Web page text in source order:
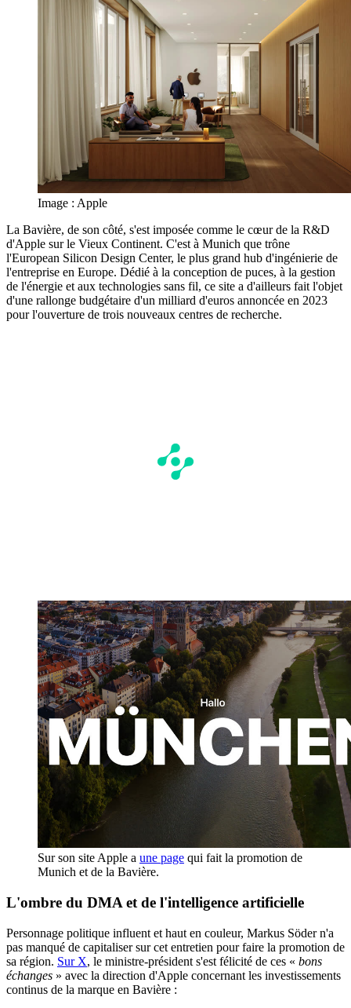
Image : Apple
La Bavière, de son côté, s'est imposée comme le cœur de la R&D
d'Apple sur le Vieux Continent. C'est à Munich que trône
l'European Silicon Design Center, le plus grand hub d'ingénierie de
l'entreprise en Europe. Dédié à la conception de puces, à la gestion
de l'énergie et aux technologies sans fil, ce site a d'ailleurs fait l'objet
d'une rallonge budgétaire d'un milliard d'euros annoncée en 2023
pour l'ouverture de trois nouveaux centres de recherche.
Sur son site Apple a une page qui fait la promotion de
Munich et de la Bavière.
L'ombre du DMA et de l'intelligence artificielle
Personnage politique influent et haut en couleur, Markus Söder n'a
pas manqué de capitaliser sur cet entretien pour faire la promotion de
sa région. Sur X, le ministre-président s'est félicité de ces « bons
échanges » avec la direction d'Apple concernant les investissements
continus de la marque en Bavière :